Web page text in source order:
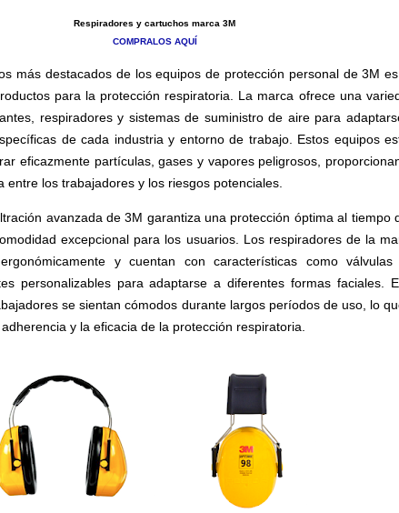
Respiradores y cartuchos marca 3M
COMPRALOS AQUÍ
más destacados de los equipos de protección personal de 3M
para la protección respiratoria. La marca ofrece una
respiradores y sistemas de suministro de aire para
de cada industria y entorno de trabajo. Estos equipos
eficazmente partículas, gases y vapores peligrosos,
entre los trabajadores y los riesgos potenciales.
avanzada de 3M garantiza una protección óptima al tiempo
excepcional para los usuarios. Los respiradores de la
y cuentan con características como válvulas
personalizables para adaptarse a diferentes formas faciales.
se sientan cómodos durante largos períodos de uso, lo
y la eficacia de la protección respiratoria.